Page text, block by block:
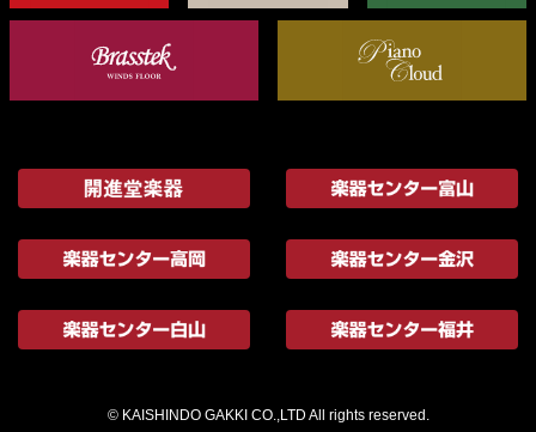
© KAISHINDO GAKKI CO.,LTD All rights reserved.